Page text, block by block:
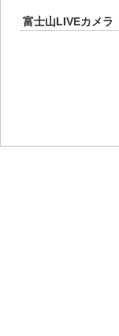
富士山LIVEカメラ